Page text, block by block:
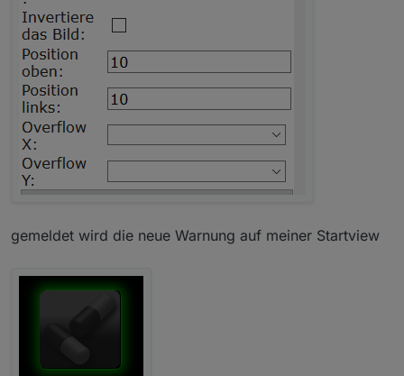
gemeldet wird die neue Warnung auf meiner Startview